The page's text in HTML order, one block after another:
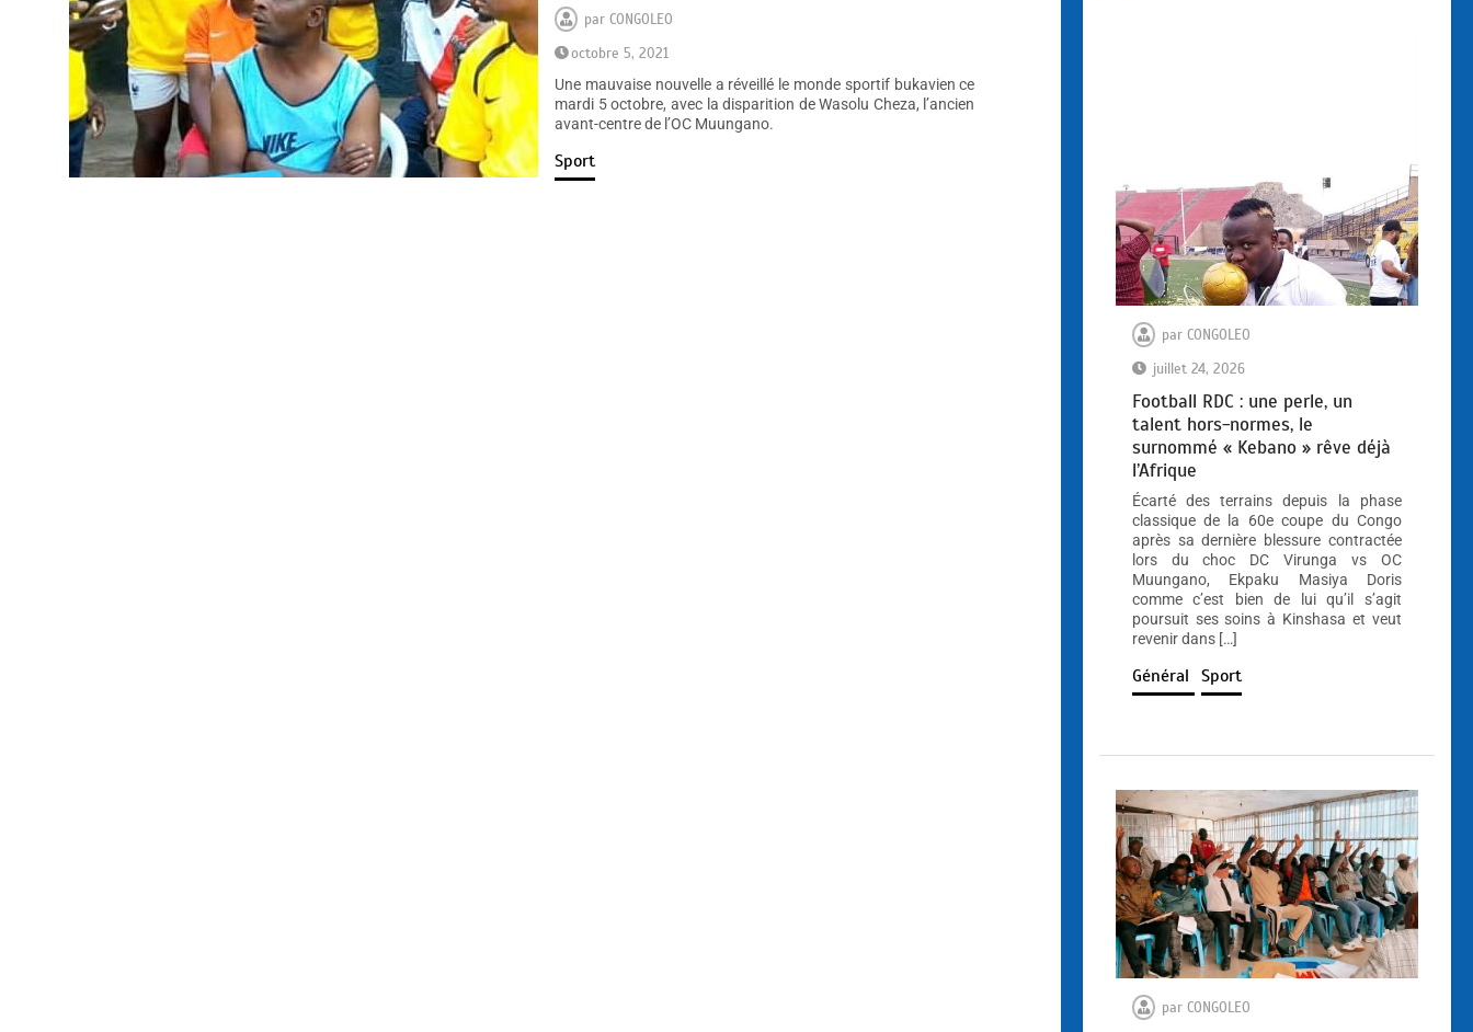
parCONGOLEO
octobre 5, 2021
Une mauvaise nouvelle a réveillé le monde sportif bukavien ce
mardi 5 octobre, avec la disparition de Wasolu Cheza, l’ancien
avant-centre de l’OC Muungano.
Sport
par CONGOLEO
juillet 24, 2026
Football RDC : une perle, un
talent hors-normes, le
surnommé « Kebano » rêve déjà
l’Afrique
Écarté des terrains depuis la phase
classique de la 60e coupe du Congo
après sa dernière blessure contractée
lors du choc DC Virunga vs OC
Muungano, Ekpaku Masiya Doris
comme c’est bien de lui qu’il s’agit
poursuit ses soins à Kinshasa et veut
revenir dans […]
Général Sport
par CONGOLEO